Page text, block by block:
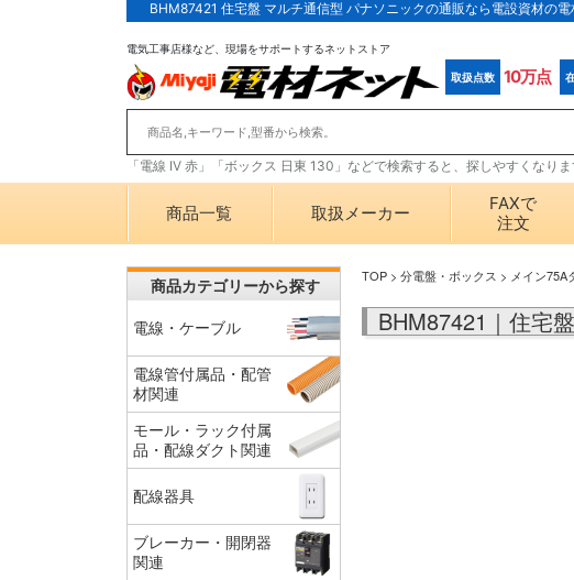
BHM87421 住宅盤 マルチ通信型 パナソニックの通販なら電設資材の電
電気工事店様など、現場をサポートするネットストア
取扱点数 10万点
「電線 IV 赤」「ボックス 日東 130」などで検索すると、探しやすくなりま
商品一覧 取扱メーカー
FAXで
注文
TOP > 分電盤・ボックス > メイン75A
BHM87421｜住宅
商品カテゴリーから探す
電線・ケーブル
電線管付属品・配管
材関連
モール・ラック付属
品・配線ダクト関連
配線器具
ブレーカー・開閉器
関連